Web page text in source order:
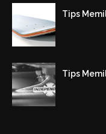
Tips
Tips